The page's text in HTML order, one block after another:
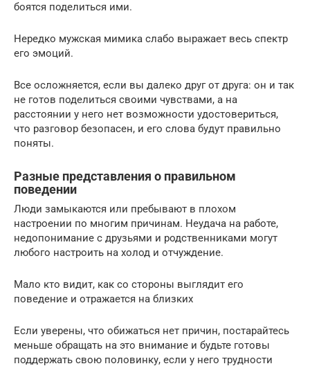
боятся поделиться ими.
Нередко мужская мимика слабо выражает весь спектр
его эмоций.
Все осложняется, если вы далеко друг от друга: он и так
не готов поделиться своими чувствами, а на
расстоянии у него нет возможности удостовериться,
что разговор безопасен, и его слова будут правильно
поняты.
Разные представления о правильном
поведении
Люди замыкаются или пребывают в плохом
настроении по многим причинам. Неудача на работе,
недопонимание с друзьями и родственниками могут
любого настроить на холод и отчуждение.
Мало кто видит, как со стороны выглядит его
поведение и отражается на близких
Если уверены, что обижаться нет причин, постарайтесь
меньше обращать на это внимание и будьте готовы
поддержать свою половинку, если у него трудности